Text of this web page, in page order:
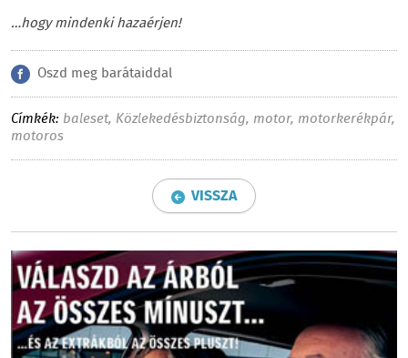
…hogy mindenki hazaérjen!
Oszd meg barátaiddal
Címkék: baleset, Közlekedésbiztonság, motor, motorkerékpár,
motoros
VISSZA